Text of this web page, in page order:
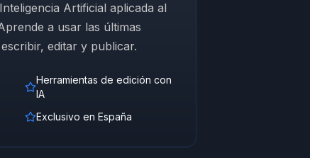
Artificial aplicada al
a usar las últimas
editar y publicar.
Herramientas de edición con
IA
Exclusivo en España